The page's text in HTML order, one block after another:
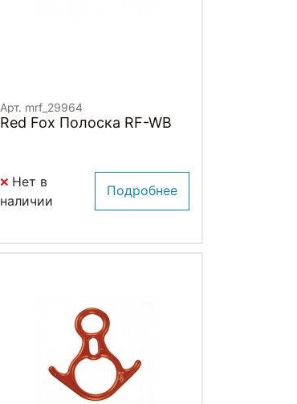
Арт. mrf_29964
Red Fox Полоска RF-WB
Нет в
наличии
Подробнее